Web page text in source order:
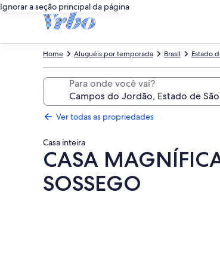
Ignorar a seção principal da página
Estado
Brasil
Aluguéis por temporada
Home
Para onde você vai?
Ver todas as propriedades
Casa inteira
CASA
SOSSEGO